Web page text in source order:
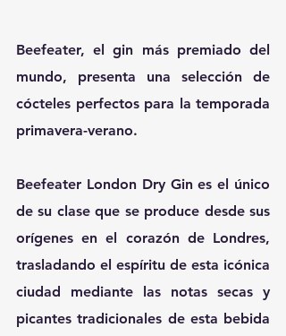
Beefeater, el gin más premiado del
mundo, presenta una selección de
cócteles perfectos para la temporada
primavera-verano.
Beefeater London Dry Gin es el único
de su clase que se produce desde sus
orígenes en el corazón de Londres,
trasladando el espíritu de esta icónica
ciudad mediante las notas secas y
picantes tradicionales de esta bebida